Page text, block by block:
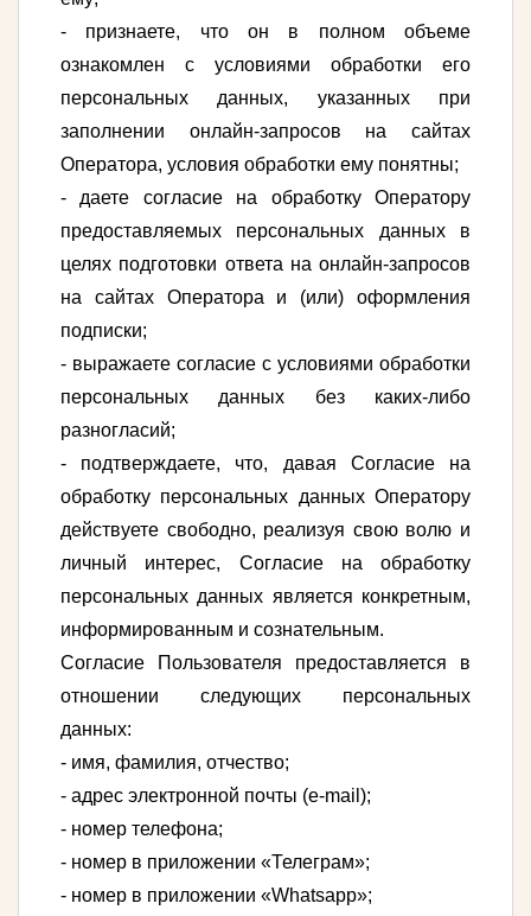
- признаете, что он в полном объеме
ознакомлен с условиями обработки его
персональных данных, указанных при
заполнении онлайн-запросов на сайтах
Оператора, условия обработки ему понятны;
- даете согласие на обработку Оператору
предоставляемых персональных данных в
целях подготовки ответа на онлайн-запросов
на сайтах Оператора и (или) оформления
подписки;
- выражаете согласие с условиями обработки
персональных данных без каких-либо
разногласий;
- подтверждаете, что, давая Согласие на
обработку персональных данных Оператору
действуете свободно, реализуя свою волю и
личный интерес, Согласие на обработку
персональных данных является конкретным,
информированным и сознательным.
Согласие Пользователя предоставляется в
отношении следующих персональных
данных:
- имя, фамилия, отчество;
- адрес электронной почты (e-mail);
- номер телефона;
- номер в приложении «Телеграм»;
- номер в приложении «Whatsapp»;